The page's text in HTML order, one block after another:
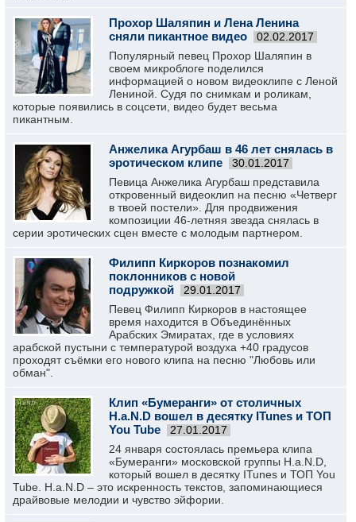
Прохор Шаляпин и Лена Ленина
сняли пикантное видео
02.02.2017
Популярный певец Прохор Шаляпин в
своем микроблоге поделился
информацией о новом видеоклипе c Леной
Лениной. Судя по снимкам и роликам,
которые появились в соцсети, видео будет весьма
пикантным.
Анжелика Агурбаш в 46 лет снялась в
эротическом клипе
30.01.2017
Певица Анжелика Агурбаш представила
откровенный видеоклип на песню «Четверг
в твоей постели». Для продвижения
композиции 46-летняя звезда снялась в
серии эротических сцен вместе с молодым партнером.
Филипп Киркоров познакомил
поклонников с новой
подружкой
29.01.2017
Певец Филипп Киркоров в настоящее
время находится в Объединённых
Арабских Эмиратах, где в условиях
арабской пустыни с температурой воздуха +40 градусов
проходят съёмки его нового клипа на песню "Любовь или
обман".
Клип «Бумеранги» от столичных
H.a.N.D вошел в десятку ITunes и ТОП
You Tube
27.01.2017
24 января состоялась премьера клипа
«Бумеранги» московской группы H.a.N.D,
который вошел в десятку ITunes и ТОП You
Tube. Н.a.N.D – это искренность текстов, запоминающиеся
драйвовые мелодии и чувство эйфории.